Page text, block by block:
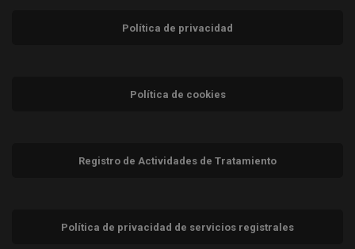
Política de privacidad
Política de cookies
Registro de Actividades de Tratamiento
Política de privacidad de servicios registrales